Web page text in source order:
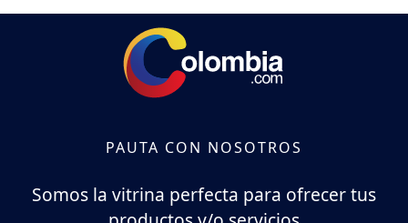
PAUTA CON NOSOTROS
Somos la vitrina perfecta para ofrecer tus